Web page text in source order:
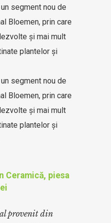
segment nou de
Bloemen, prin care
și mai mult
plantelor și
segment nou de
Bloemen, prin care
și mai mult
plantelor și
Ceramică, piesa
provenit din